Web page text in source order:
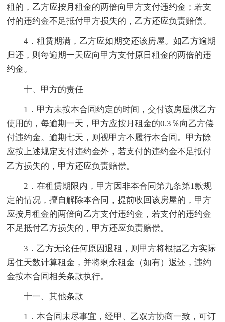
租的，乙方应按月租金的两倍向甲方支付违约金；若支
付的违约金不足抵付甲方损失的，乙方还应负责赔偿。
4．租赁期满，乙方应如期交还该房屋。如乙方逾期
归还，则每逾期一天应向甲方支付原日租金的两倍的违
约金。
十、甲方的责任
1．甲方未按本合同约定的时间，交付该房屋供乙方
使用的，每逾期一天，甲方应按月租金的0.3％向乙方偿
付违约金。逾期七天，则视甲方不履行本合同。甲方除
应按上述规定支付违约金外，若支付的违约金不足抵付
乙方损失的，甲方还应负责赔偿。
2．在租赁期限内，甲方因非本合同第九条第1款规
定的情况，擅自解除本合同，提前收回该房屋的，甲方
应按月租金的两倍向乙方支付违约金，若支付的违约金
不足抵付乙方损失的，甲方还应负责赔偿。
3．乙方无论任何原因退租，则甲方将根据乙方实际
居住天数计算租金，并将剩余租金（如有）返还，违约
金按本合同相关条款执行。
十一、其他条款
1．本合同未尽事宜，经甲、乙双方协商一致，可订